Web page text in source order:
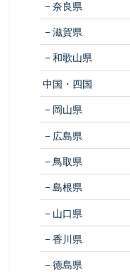
奈良県
滋賀県
和歌山県
中国・四国
岡山県
広島県
鳥取県
島根県
山口県
香川県
徳島県